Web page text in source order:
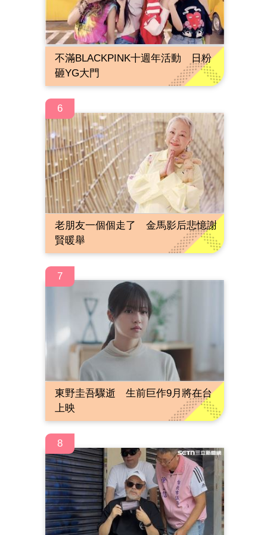
不滿BLACKPINK十週年活動 日粉
砸YG大門
6
老朋友一個個走了 金馬影后悲憶謝
賢暖舉
7
東野圭吾驟逝 生前巨作9月將在台
上映
8